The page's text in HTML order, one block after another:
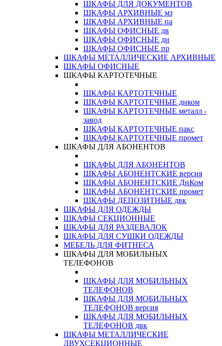
ШКАФЫ ДЛЯ ДОКУМЕНТОВ
ШКАФЫ АРХИВНЫЕ мз
ШКАФЫ АРХИВНЫЕ па
ШКАФЫ ОФИСНЫЕ дв
ШКАФЫ ОФИСНЫЕ ди
ШКАФЫ ОФИСНЫЕ пр
ШКАФЫ МЕТАЛЛИЧЕСКИЕ АРХИВНЫЕ
ШКАФЫ ОФИСНЫЕ
ШКАФЫ КАРТОТЕЧНЫЕ
ШКАФЫ КАРТОТЕЧНЫЕ
ШКАФЫ КАРТОТЕЧНЫЕ диком
ШКАФЫ КАРТОТЕЧНЫЕ металл -
завод
ШКАФЫ КАРТОТЕЧНЫЕ пакс
ШКАФЫ КАРТОТЕЧНЫЕ промет
ШКАФЫ ДЛЯ АБОНЕНТОВ
ШКАФЫ ДЛЯ АБОНЕНТОВ
ШКАФЫ АБОНЕНТСКИЕ версия
ШКАФЫ АБОНЕНТСКИЕ ДиКом
ШКАФЫ АБОНЕНТСКИЕ промет
ШКАФЫ ДЕПОЗИТНЫЕ двк
ШКАФЫ ДЛЯ ОДЕЖДЫ
ШКАФЫ СЕКЦИОННЫЕ
ШКАФЫ ДЛЯ РАЗДЕВАЛОК
ШКАФЫ ДЛЯ СУШКИ ОДЕЖДЫ
МЕБЕЛЬ ДЛЯ ФИТНЕСА
ШКАФЫ ДЛЯ МОБИЛЬНЫХ
ТЕЛЕФОНОВ
ШКАФЫ ДЛЯ МОБИЛЬНЫХ
ТЕЛЕФОНОВ
ШКАФЫ ДЛЯ МОБИЛЬНЫХ
ТЕЛЕФОНОВ версия
ШКАФЫ ДЛЯ МОБИЛЬНЫХ
ТЕЛЕФОНОВ двк
ШКАФЫ МЕТАЛЛИЧЕСКИЕ
ДВУХСЕКЦИОННЫЕ